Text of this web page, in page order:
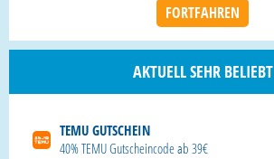
AKTUELL SEHR BELIEBT
TEMU GUTSCHEIN
40% TEMU Gutscheincode ab 39€